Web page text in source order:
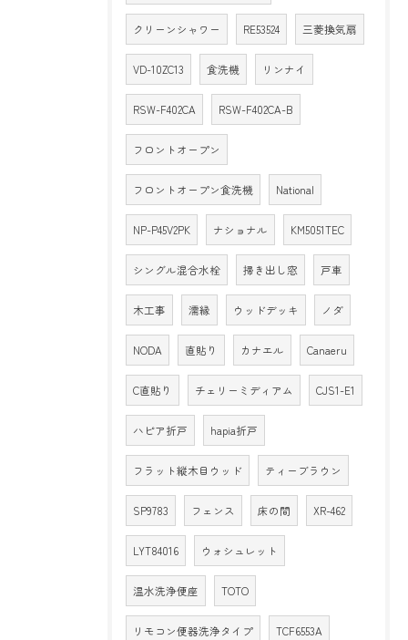
クリーンシャワー RE53524 三菱換気扇
VD-10ZC13 食洗機 リンナイ
RSW-F402CA RSW-F402CA-B
フロントオープン
フロントオープン食洗機 National
NP-P45V2PK ナショナル KM5051TEC
シングル混合水栓 掃き出し窓 戸車
木工事 濡縁 ウッドデッキ ノダ
NODA 直貼り カナエル Canaeru
C直貼り チェリーミディアム CJS1-E1
ハピア折戸 hapia折戸
フラット縦木目ウッド ティーブラウン
SP9783 フェンス 床の間 XR-462
LYT84016 ウォシュレット
温水洗浄便座 TOTO
リモコン便器洗浄タイプ TCF6553A